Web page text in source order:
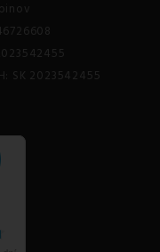
SK 2023542455